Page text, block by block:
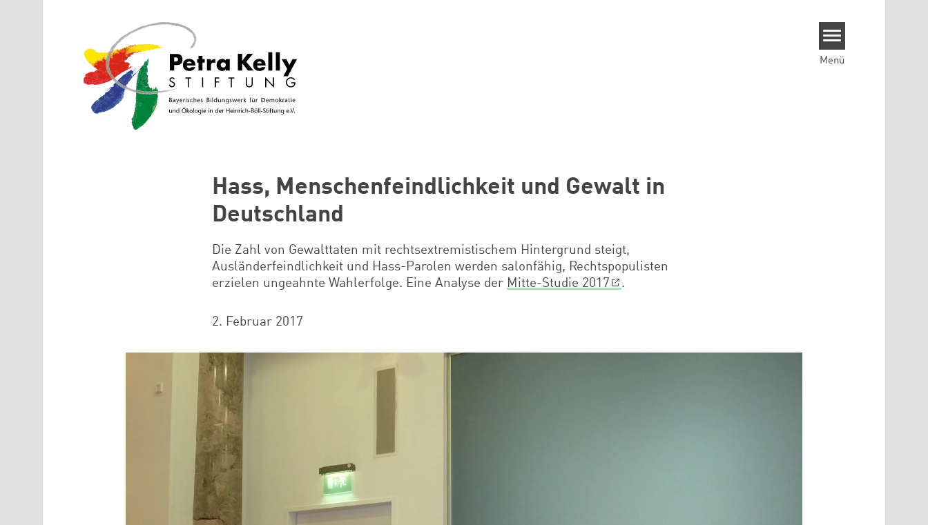
Menü
Hass, Menschenfeindlichkeit und Gewalt in
Deutschland
Die Zahl von Gewalttaten mit rechtsextremistischem Hintergrund steigt,
Ausländerfeindlichkeit und Hass-Parolen werden salonfähig, Rechtspopulisten
erzielen ungeahnte Wahlerfolge. Eine Analyse der Mitte-Studie 2017 .
2. Februar 2017